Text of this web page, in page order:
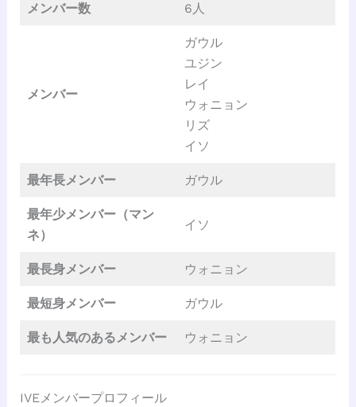
メンバー数 6人
メンバー
ガウル
ユジン
レイ
ウォニョン
リズ
イソ
最年長メンバー ガウル
最年少メンバー（マン
ネ）
イソ
最長身メンバー ウォニョン
最短身メンバー ガウル
最も人気のあるメンバー ウォニョン
IVEメンバープロフィール